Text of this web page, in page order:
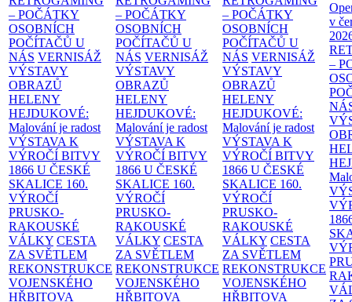
– POČÁTKY
OSOBNÍCH
POČÍTAČŮ U
NÁS VERNISÁŽ
VÝSTAVY
OBRAZŮ
HELENY
HEJDUKOVÉ:
Malování je radost
VÝSTAVA K
VÝROČÍ BITVY
1866 U ČESKÉ
SKALICE 160.
VÝROČÍ
PRUSKO-
RAKOUSKÉ
VÁLKY CESTA
ZA SVĚTLEM
REKONSTRUKCE
VOJENSKÉHO
HŘBITOVA
– POČÁTKY
OSOBNÍCH
POČÍTAČŮ U
NÁS VERNISÁŽ
VÝSTAVY
OBRAZŮ
HELENY
HEJDUKOVÉ:
Malování je radost
VÝSTAVA K
VÝROČÍ BITVY
1866 U ČESKÉ
SKALICE 160.
VÝROČÍ
PRUSKO-
RAKOUSKÉ
VÁLKY CESTA
ZA SVĚTLEM
REKONSTRUKCE
VOJENSKÉHO
HŘBITOVA
– POČÁTKY
OSOBNÍCH
POČÍTAČŮ U
NÁS VERNISÁŽ
VÝSTAVY
OBRAZŮ
HELENY
HEJDUKOVÉ:
Malování je radost
VÝSTAVA K
VÝROČÍ BITVY
1866 U ČESKÉ
SKALICE 160.
VÝROČÍ
PRUSKO-
RAKOUSKÉ
VÁLKY CESTA
ZA SVĚTLEM
REKONSTRUKCE
VOJENSKÉHO
HŘBITOVA
v
–